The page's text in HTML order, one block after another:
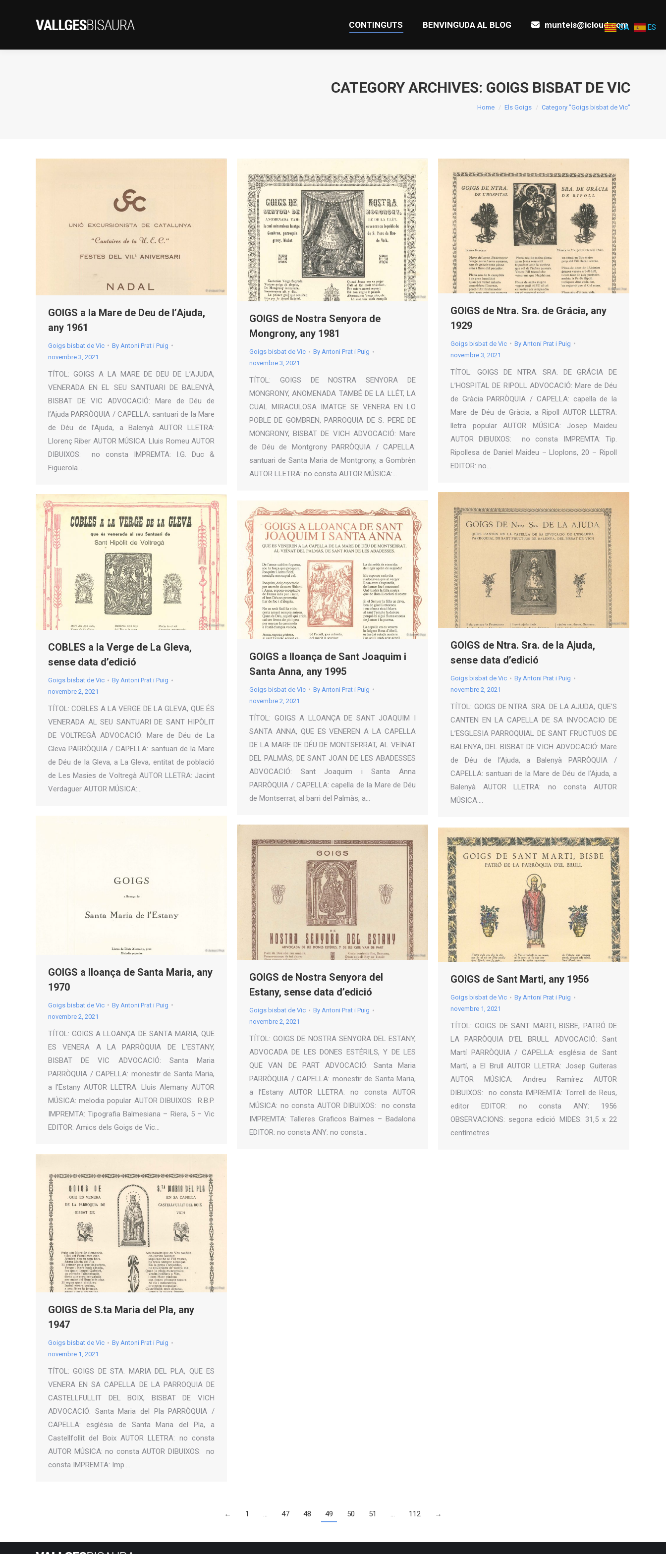
CONTINGUTS BENVINGUDA AL BLOG munteis@icloud.com
CATEGORY ARCHIVES: GOIGS BISBAT DE VIC
You are here:
Home Els Goigs Category "Goigs bisbat de Vic"
GOIGS a la Mare de Deu de l’Ajuda,
any 1961
Goigs bisbat de Vic By Antoni Prat i Puig
novembre 3, 2021
TÍTOL: GOIGS A LA MARE DE DEU DE L’AJUDA,
VENERADA EN EL SEU SANTUARI DE BALENYÀ,
BISBAT DE VIC ADVOCACIÓ: Mare de Déu de
l’Ajuda PARRÒQUIA / CAPELLA: santuari de la Mare
de Déu de l’Ajuda, a Balenyà AUTOR LLETRA:
Llorenç Riber AUTOR MÚSICA: Lluis Romeu AUTOR
DIBUIXOS: no consta IMPREMTA: I.G. Duc &
Figuerola…
GOIGS de Nostra Senyora de
Mongrony, any 1981
Goigs bisbat de Vic By Antoni Prat i Puig
novembre 3, 2021
TÍTOL: GOIGS DE NOSTRA SENYORA DE
MONGRONY, ANOMENADA TAMBÉ DE LA LLÉT, LA
CUAL MIRACULOSA IMATGE SE VENERA EN LO
POBLE DE GOMBREN, PARROQUIA DE S. PERE DE
MONGRONY, BISBAT DE VICH ADVOCACIÓ: Mare
de Déu de Montgrony PARRÒQUIA / CAPELLA:
santuari de Santa Maria de Montgrony, a Gombrèn
AUTOR LLETRA: no consta AUTOR MÚSICA:…
GOIGS de Ntra. Sra. de Grácia, any
1929
Goigs bisbat de Vic By Antoni Prat i Puig
novembre 3, 2021
TÍTOL: GOIGS DE NTRA. SRA. DE GRÁCIA DE
L’HOSPITAL DE RIPOLL ADVOCACIÓ: Mare de Déu
de Gràcia PARRÒQUIA / CAPELLA: capella de la
Mare de Déu de Gràcia, a Ripoll AUTOR LLETRA:
lletra popular AUTOR MÚSICA: Josep Maideu
AUTOR DIBUIXOS: no consta IMPREMTA: Tip.
Ripollesa de Daniel Maideu – Lloplons, 20 – Ripoll
EDITOR: no…
GOIGS de Ntra. Sra. de la Ajuda,
sense data d’edició
Goigs bisbat de Vic By Antoni Prat i Puig
novembre 2, 2021
TÍTOL: GOIGS DE NTRA. SRA. DE LA AJUDA, QUE’S
CANTEN EN LA CAPELLA DE SA INVOCACIO DE
L’ESGLESIA PARROQUIAL DE SANT FRUCTUOS DE
BALENYA, DEL BISBAT DE VICH ADVOCACIÓ: Mare
de Déu de l’Ajuda, a Balenyà PARRÒQUIA /
CAPELLA: santuari de la Mare de Déu de l’Ajuda, a
Balenyà AUTOR LLETRA: no consta AUTOR
MÚSICA:…
COBLES a la Verge de La Gleva,
sense data d’edició
Goigs bisbat de Vic By Antoni Prat i Puig
novembre 2, 2021
TÍTOL: COBLES A LA VERGE DE LA GLEVA, QUE ÉS
VENERADA AL SEU SANTUARI DE SANT HIPÒLIT
DE VOLTREGÀ ADVOCACIÓ: Mare de Déu de La
Gleva PARRÒQUIA / CAPELLA: santuari de la Mare
de Déu de la Gleva, a La Gleva, entitat de població
de Les Masies de Voltregà AUTOR LLETRA: Jacint
Verdaguer AUTOR MÚSICA:…
GOIGS a lloança de Sant Joaquim i
Santa Anna, any 1995
Goigs bisbat de Vic By Antoni Prat i Puig
novembre 2, 2021
TÍTOL: GOIGS A LLOANÇA DE SANT JOAQUIM I
SANTA ANNA, QUE ES VENEREN A LA CAPELLA
DE LA MARE DE DÉU DE MONTSERRAT, AL VEÏNAT
DEL PALMÀS, DE SANT JOAN DE LES ABADESSES
ADVOCACIÓ: Sant Joaquim i Santa Anna
PARRÒQUIA / CAPELLA: capella de la Mare de Déu
de Montserrat, al barri del Palmàs, a…
GOIGS a lloança de Santa Maria, any
1970
Goigs bisbat de Vic By Antoni Prat i Puig
novembre 2, 2021
TÍTOL: GOIGS A LLOANÇA DE SANTA MARIA, QUE
ES VENERA A LA PARRÒQUIA DE L’ESTANY,
BISBAT DE VIC ADVOCACIÓ: Santa Maria
PARRÒQUIA / CAPELLA: monestir de Santa Maria,
a l’Estany AUTOR LLETRA: Lluis Alemany AUTOR
MÚSICA: melodia popular AUTOR DIBUIXOS: R.B.P.
IMPREMTA: Tipografia Balmesiana – Riera, 5 – Vic
EDITOR: Amics dels Goigs de Vic…
GOIGS de Nostra Senyora del
Estany, sense data d’edició
Goigs bisbat de Vic By Antoni Prat i Puig
novembre 2, 2021
TÍTOL: GOIGS DE NOSTRA SENYORA DEL ESTANY,
ADVOCADA DE LES DONES ESTÉRILS, Y DE LES
QUE VAN DE PART ADVOCACIÓ: Santa Maria
PARRÒQUIA / CAPELLA: monestir de Santa Maria,
a l’Estany AUTOR LLETRA: no consta AUTOR
MÚSICA: no consta AUTOR DIBUIXOS: no consta
IMPREMTA: Talleres Graficos Balmes – Badalona
EDITOR: no consta ANY: no consta…
GOIGS de Sant Marti, any 1956
Goigs bisbat de Vic By Antoni Prat i Puig
novembre 1, 2021
TÍTOL: GOIGS DE SANT MARTI, BISBE, PATRÓ DE
LA PARRÒQUIA D’EL BRULL ADVOCACIÓ: Sant
Martí PARRÒQUIA / CAPELLA: església de Sant
Martí, a El Brull AUTOR LLETRA: Josep Guiteras
AUTOR MÚSICA: Andreu Ramírez AUTOR
DIBUIXOS: no consta IMPREMTA: Torrell de Reus,
editor EDITOR: no consta ANY: 1956
OBSERVACIONS: segona edició MIDES: 31,5 x 22
centímetres
GOIGS de S.ta Maria del Pla, any
1947
Goigs bisbat de Vic By Antoni Prat i Puig
novembre 1, 2021
TÍTOL: GOIGS DE STA. MARIA DEL PLA, QUE ES
VENERA EN SA CAPELLA DE LA PARROQUIA DE
CASTELLFULLIT DEL BOIX, BISBAT DE VICH
ADVOCACIÓ: Santa Maria del Pla PARRÒQUIA /
CAPELLA: església de Santa Maria del Pla, a
Castellfollit del Boix AUTOR LLETRA: no consta
AUTOR MÚSICA: no consta AUTOR DIBUIXOS: no
consta IMPREMTA: Imp.…
← 1 … 47 48 49 50 51 … 112 →
CA ES